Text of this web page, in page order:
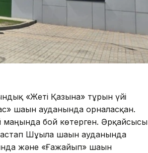
«Жеті Қазына» тұрғын үйі
шағын ауданында орналасқан.
маңында бой көтерген. Әрқайсысы
Шұғыла шағын ауданында
және «Ғажайып» шағын